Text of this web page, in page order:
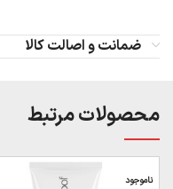
ضمانت و اصالت کالا
محصولات مرتبط
ناموجود